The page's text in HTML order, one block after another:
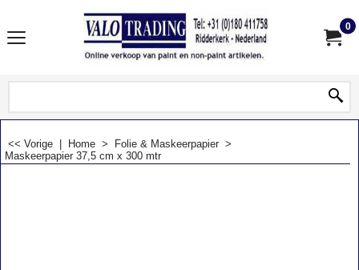
0
<< Vorige Home > Folie & Maskeerpapier >
Maskeerpapier 37,5 cm x 300 mtr